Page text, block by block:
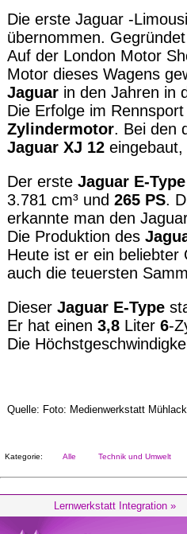
Die erste Jaguar -
übernommen.
Auf der London Motor
Motor dieses Wagens
Jaguar in den Jahren in
Die Erfolge im
Zylindermotor. Bei den
Jaguar XJ 12
Der erste Jaguar E-Type
3.781 cm³ und 265 PS.
erkannte man den
Die Produktion des
Heute ist er ein beliebter
auch die teuersten
Dieser Jaguar E-Type
Er hat einen 3,8 Liter 6-
Die
Quelle: Foto: Medienwerkstatt
Kategorie: Alle Technik und Umwelt
Lernwerkstatt Integration »